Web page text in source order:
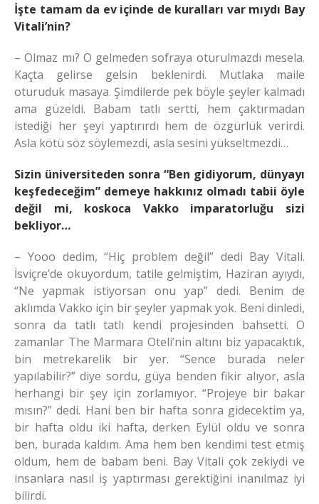
İşte tamam da ev içinde de kuralları var mıydı Bay
Vitali’nin?
– Olmaz mı? O gelmeden sofraya oturulmazdı mesela.
Kaçta gelirse gelsin beklenirdi. Mutlaka maile
oturuduk masaya. Şimdilerde pek böyle şeyler kalmadı
ama güzeldi. Babam tatlı sertti, hem çaktırmadan
istediği her şeyi yaptırırdı hem de özgürlük verirdi.
Asla kötü söz söylemezdi, asla sesini yükseltmezdi…
Sizin üniversiteden sonra “Ben gidiyorum, dünyayı
keşfedeceğim” demeye hakkınız olmadı tabii öyle
değil mi, koskoca Vakko imparatorluğu sizi
bekliyor…
– Yooo dedim, “Hiç problem değil” dedi Bay Vitali.
İsviçre’de okuyordum, tatile gelmiştim, Haziran ayıydı,
“Ne yapmak istiyorsan onu yap” dedi. Benim de
aklımda Vakko için bir şeyler yapmak yok. Beni dinledi,
sonra da tatlı tatlı kendi projesinden bahsetti. O
zamanlar The Marmara Oteli’nin altını biz yapacaktık,
bin metrekarelik bir yer. “Sence burada neler
yapılabilir?” diye sordu, güya benden fikir alıyor, asla
herhangi bir şey için zorlamıyor. “Projeye bir bakar
mısın?” dedi. Hani ben bir hafta sonra gidecektim ya,
bir hafta oldu iki hafta, derken Eylül oldu ve sonra
ben, burada kaldım. Ama hem ben kendimi test etmiş
oldum, hem de babam beni. Bay Vitali çok zekiydi ve
insanlara nasıl iş yaptırması gerektiğini inanılmaz iyi
bilirdi.